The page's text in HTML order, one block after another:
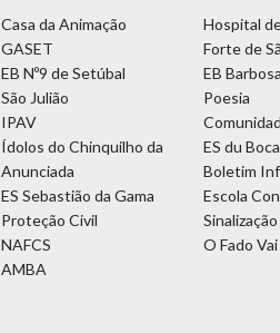
Casa da Animação
GASET
EB Nº9 de Setúbal
São Julião
IPAV
Ídolos do Chinquilho da
Anunciada
ES Sebastião da Gama
Proteção Civil
NAFCS
AMBA
Hospital
Forte de
EB
Poesia
ES du
Boletim
Escola
Sinalização
O Fado Vai